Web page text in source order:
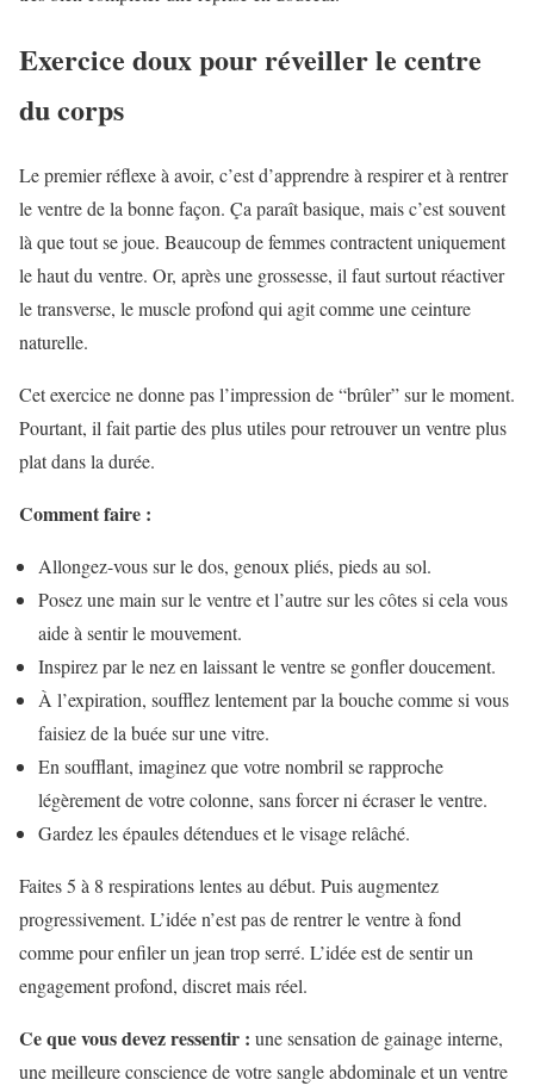
Exercice doux pour réveiller le centre
du corps
Le premier réflexe à avoir, c’est d’apprendre à respirer et à rentrer
le ventre de la bonne façon. Ça paraît basique, mais c’est souvent
là que tout se joue. Beaucoup de femmes contractent uniquement
le haut du ventre. Or, après une grossesse, il faut surtout réactiver
le transverse, le muscle profond qui agit comme une ceinture
naturelle.
Cet exercice ne donne pas l’impression de “brûler” sur le moment.
Pourtant, il fait partie des plus utiles pour retrouver un ventre plus
plat dans la durée.
Comment faire :
Allongez-vous sur le dos, genoux pliés, pieds au sol.
Posez une main sur le ventre et l’autre sur les côtes si cela vous
aide à sentir le mouvement.
Inspirez par le nez en laissant le ventre se gonfler doucement.
À l’expiration, soufflez lentement par la bouche comme si vous
faisiez de la buée sur une vitre.
En soufflant, imaginez que votre nombril se rapproche
légèrement de votre colonne, sans forcer ni écraser le ventre.
Gardez les épaules détendues et le visage relâché.
Faites 5 à 8 respirations lentes au début. Puis augmentez
progressivement. L’idée n’est pas de rentrer le ventre à fond
comme pour enfiler un jean trop serré. L’idée est de sentir un
engagement profond, discret mais réel.
Ce que vous devez ressentir : une sensation de gainage interne,
une meilleure conscience de votre sangle abdominale et un ventre